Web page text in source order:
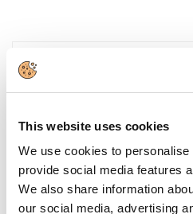
This website uses cookies
We use cookies to
provide social media features
We also share information
our social media, advertising
Guarda i video delle Giornate Cardiologiche
Torinesi sul canale YouTube